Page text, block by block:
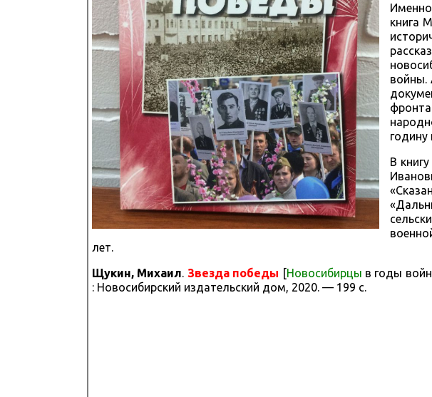
книга
войны.
годину
В
лет.
Щукин, Михаил Звезда победы [Новосибирцы в годы
: Новосибирский издательский дом, 2020. — 199 с.